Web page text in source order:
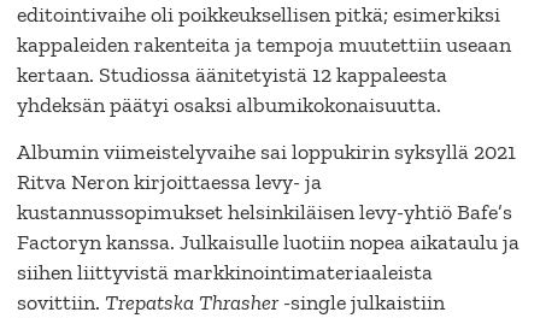
editointivaihe oli poikkeuksellisen pitkä; esimerkiksi
kappaleiden rakenteita ja tempoja muutettiin useaan
kertaan. Studiossa äänitetyistä 12 kappaleesta
yhdeksän päätyi osaksi albumikokonaisuutta.
Albumin viimeistelyvaihe sai loppukirin syksyllä 2021
Ritva Neron kirjoittaessa levy- ja
kustannussopimukset helsinkiläisen levy-yhtiö Bafe’s
Factoryn kanssa. Julkaisulle luotiin nopea aikataulu ja
siihen liittyvistä markkinointimateriaaleista
sovittiin. Trepatska Thrasher-single julkaistiin